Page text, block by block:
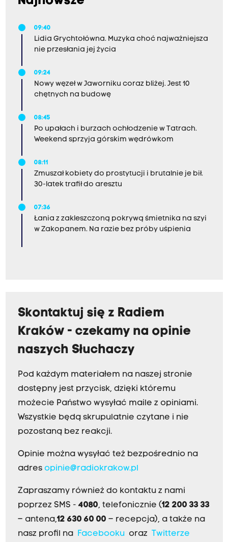
09:40
Lidia Grychtołówna. Muzyka choć najważniejsza
nie przesłania jej życia
09:24
Nowy węzeł w Jaworniku coraz bliżej. Jest 10
chętnych na budowę
08:45
Po upałach i burzach ochłodzenie w Tatrach.
Weekend sprzyja górskim wędrówkom
08:11
Zmuszał kobiety do prostytucji i brutalnie je bił.
30-latek trafił do aresztu
07:36
Łania z zakleszczoną pokrywą śmietnika na szyi
w Zakopanem. Na razie bez próby uśpienia
Skontaktuj się z Radiem
Kraków - czekamy na opinie
naszych Słuchaczy
Pod każdym materiałem na naszej stronie
dostępny jest przycisk, dzięki któremu
możecie Państwo wysyłać maile z opiniami.
Wszystkie będą skrupulatnie czytane i nie
pozostaną bez reakcji.
Opinie można wysyłać też bezpośrednio na
adres opinie@radiokrakow.pl
Zapraszamy również do kontaktu z nami
poprzez SMS - 4080, telefonicznie (12 200 33 33
– antena,12 630 60 00 – recepcja), a także na
nasz profil na Facebookuoraz Twitterze